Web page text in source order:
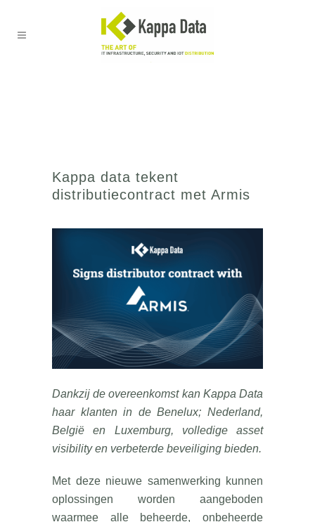
Kappa data tekent
distributiecontract met Armis
Dankzij de overeenkomst kan Kappa Data
haar klanten in de Benelux; Nederland,
België en Luxemburg, volledige asset
visibility en verbeterde beveiliging bieden.
Met deze nieuwe samenwerking kunnen
oplossingen worden aangeboden
waarmee alle beheerde, onbeheerde